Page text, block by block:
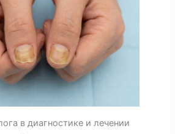
в диагностике и лечении